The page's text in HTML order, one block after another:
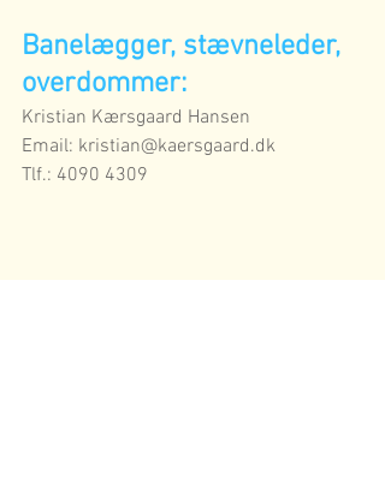
Banelægger, stævneleder,
overdommer:
Kristian Kærsgaard Hansen
Email: kristian@kaersgaard.dk
Tlf.: 4090 4309